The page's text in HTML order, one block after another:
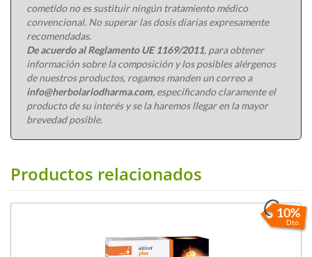
cometido no es sustituir ningún tratamiento médico
convencional. No superar las dosis diarias expresamente
recomendadas.
De acuerdo al Reglamento UE 1169/2011, para obtener
información sobre la composición y los posibles alérgenos
de nuestros productos, rogamos manden un correo a
info@herbolariodharma.com, especificando claramente el
producto de su interés y se la haremos llegar en la mayor
brevedad posible.
Productos relacionados
10%
Dto.